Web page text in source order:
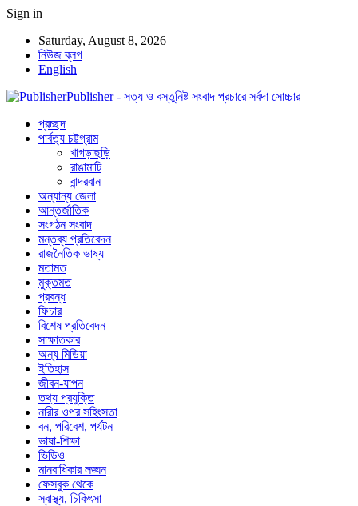
Sign in
Saturday, August 8, 2026
নিউজ ব্লগ
English
Publisher - সত্য ও বস্তুনিষ্ট সংবাদ প্রচারে সর্বদা সোচ্চার
প্রচ্ছদ
পার্বত্য চট্টগ্রাম
খাগড়াছড়ি
রাঙামাটি
বান্দরবান
অন্যান্য জেলা
আন্তর্জাতিক
সংগঠন সংবাদ
মন্তব্য প্রতিবেদন
রাজনৈতিক ভাষ্য
মতামত
মুক্তমত
প্রবন্ধ
ফিচার
বিশেষ প্রতিবেদন
সাক্ষাতকার
অন্য মিডিয়া
ইতিহাস
জীবন-যাপন
তথ্য প্রযুক্তি
নারীর ওপর সহিংসতা
বন, পরিবেশ, পর্যটন
ভাষা-শিক্ষা
ভিডিও
মানবাধিকার লঙ্ঘন
ফেসবুক থেকে
স্বাস্থ্য, চিকিৎসা